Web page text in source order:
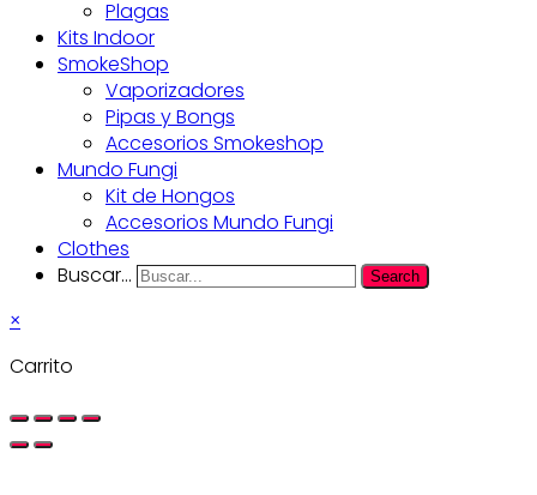
Plagas
Kits Indoor
SmokeShop
Vaporizadores
Pipas y Bongs
Accesorios Smokeshop
Mundo Fungi
Kit de Hongos
Accesorios Mundo Fungi
Clothes
Buscar...
Search
×
Carrito